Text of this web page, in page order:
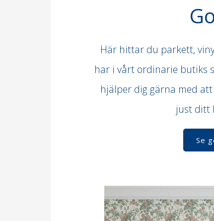
Här hittar du parkett,
har i vårt ordinarie butiks
hjälper dig gärna med
just ditt
Se